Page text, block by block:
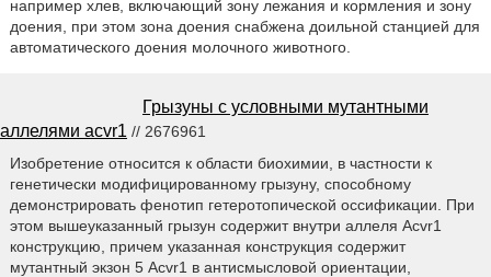
например хлев, включающий зону лежания и кормления и зону
доения, при этом зона доения снабжена доильной станцией для
автоматического доения молочного животного.
Грызуны с условными мутантными
аллелями acvr1 // 2676961
Изобретение относится к области биохимии, в частности к
генетически модифицированному грызуну, способному
демонстрировать фенотип гетеротопической оссификации. При
этом вышеуказанный грызун содержит внутри аллеля Acvr1
конструкцию, причем указанная конструкция содержит
мутантный экзон 5 Acvr1 в антисмысловой ориентации,